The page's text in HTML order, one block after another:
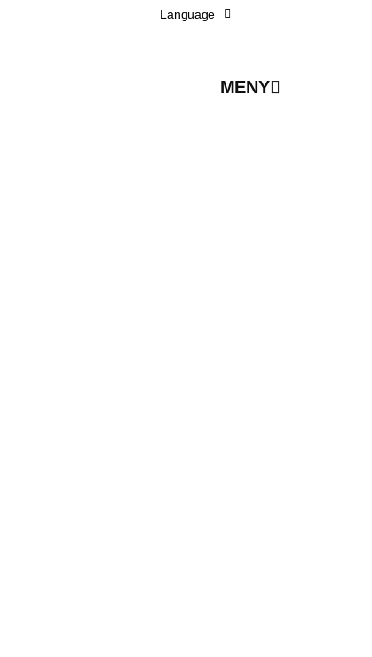
Language
MENY